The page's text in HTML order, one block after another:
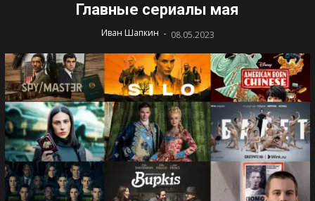
Главные сериалы мая
Иван Шапкин - 08.05.2023